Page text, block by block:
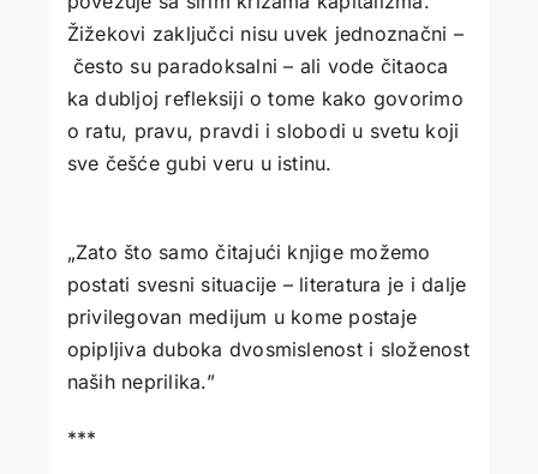
Žižekovi zaključci nisu uvek jednoznačni –
često su paradoksalni – ali vode čitaoca
ka dubljoj refleksiji o tome kako govorimo
o ratu, pravu, pravdi i slobodi u svetu koji
sve češće gubi veru u istinu.
„Zato što samo čitajući knjige možemo
postati svesni situacije – literatura je i dalje
privilegovan medijum u kome postaje
opipljiva duboka dvosmislenost i složenost
naših neprilika.”
***